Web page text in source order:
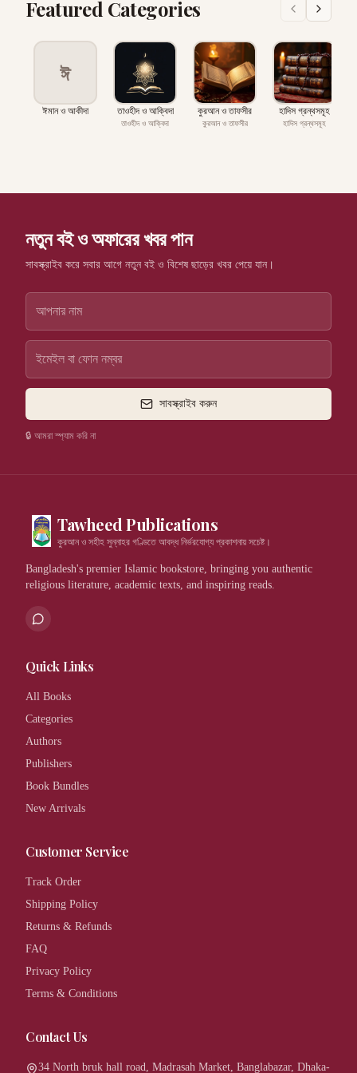
Featured Categories
ঈ
ঈমান ও আকীদা তাওহীদ ও আক্বিদা
তাওহীদ ও আক্বিদা
কুরআন ও তাফসীর
কুরআন ও তাফসীর
হাদিস গ্রন্থসমূহ
হাদিস গ্রন্থসমূহ
নতুন বই ও অফারের খবর পান
সাবস্ক্রাইব করে সবার আগে নতুন বই ও বিশেষ ছাড়ের খবর পেয়ে যান।
সাবস্ক্রাইব করুন
🔒 আমরা স্প্যাম করি না
Tawheed Publications
কুরআন ও সহীহ সুন্নাহর গণ্ডিতে আবদ্ধ নির্ভরযোগ্য প্রকাশনায় সচেষ্ট।
Bangladesh's premier Islamic bookstore, bringing you authentic
religious literature, academic texts, and inspiring reads.
Quick Links
All Books
Categories
Authors
Publishers
Book Bundles
New Arrivals
Customer Service
Track Order
Shipping Policy
Returns & Refunds
FAQ
Privacy Policy
Terms & Conditions
Contact Us
34 North bruk hall road, Madrasah Market, Banglabazar, Dhaka-